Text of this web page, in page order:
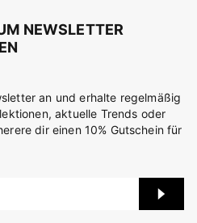
NEWSLETTER
an und erhalte regelmäßig
aktuelle Trends oder
dir einen 10% Gutschein für